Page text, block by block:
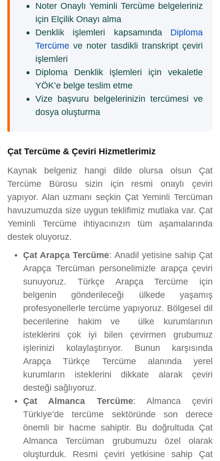
Noter Onaylı Yeminli Tercüme belgeleriniz
için Elçilik Onayı alma
Denklik işlemleri kapsamında Diploma
Tercüme ve noter tasdikli transkript çeviri
işlemleri
Diploma Denklik işlemleri için vekaletle
YÖK’e belge teslim etme
Vize başvuru belgelerinizin tercümesi ve
dosya oluşturma
Çat Tercüme & Çeviri Hizmetlerimiz
Kaynak belgeniz hangi dilde olursa olsun Çat
Tercüme Bürosu sizin için resmi onaylı çeviri
yapıyor. Alan uzmanı seçkin Çat Yeminli Tercüman
havuzumuzda size uygun teklifimiz mutlaka var. Çat
Yeminli Tercüme ihtiyacınızın tüm aşamalarında
destek oluyoruz.
Çat Arapça Tercüme: Anadil yetisine sahip Çat
Arapça Tercüman personelimizle arapça çeviri
sunuyoruz. Türkçe Arapça Tercüme için
belgenin gönderileceği ülkede yaşamış
profesyonellerle tercüme yapıyoruz. Bölgesel dil
becerilerine hakim ve ülke kurumlarının
isteklerini çok iyi bilen çevirmen grubumuz
işlerinizi kolaylaştırıyor. Bunun karşısında
Arapça Türkçe Tercüme alanında yerel
kurumların isteklerini dikkate alarak çeviri
desteği sağlıyoruz.
Çat Almanca Tercüme: Almanca çeviri
Türkiye’de tercüme sektöründe son derece
önemli bir hacme sahiptir. Bu doğrultuda Çat
Almanca Tercüman grubumuzu özel olarak
oluşturduk. Resmi çeviri yetkisine sahip Çat